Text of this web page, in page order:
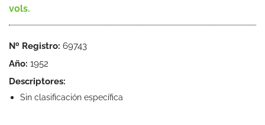
vols.
Nº Registro: 69743
Año: 1952
Descriptores:
Sin clasificación específica